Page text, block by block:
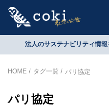
法人のサステナビリティ情
HOME タグ一覧 パリ協定
パリ協定